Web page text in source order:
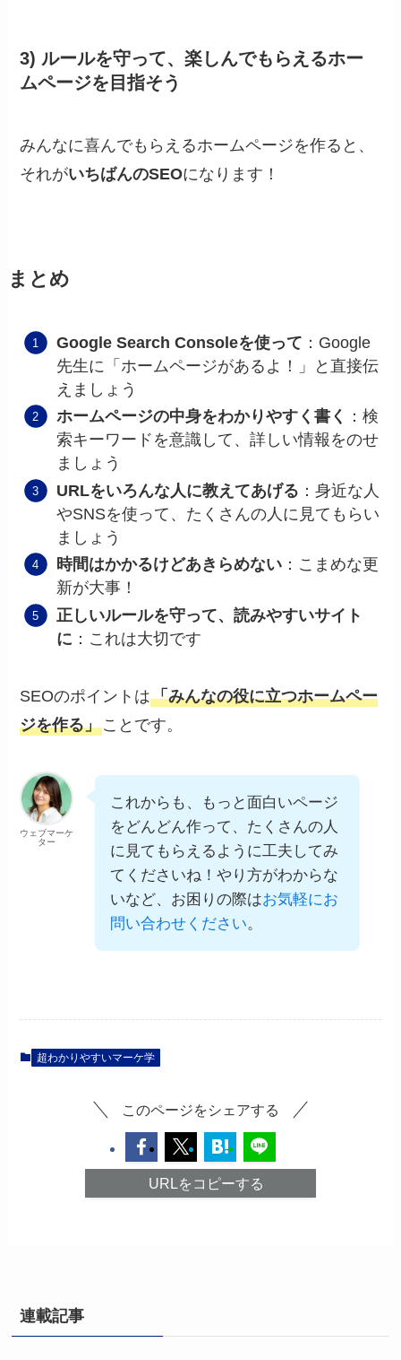
3) ルールを守って、楽しんでもらえるホー
ムページを目指そう
みんなに喜んでもらえるホームページを作ると、
それがいちばんのSEOになります！
まとめ
Google Search Consoleを使って ：Google
先生に「ホームページがあるよ！」と直接伝
えましょう
ホームページの中身をわかりやすく書く
：検
索キーワードを意識して、詳しい情報をのせ
ましょう
URLをいろんな人に教えてあげる ：身近な人
やSNSを使って、たくさんの人に見てもらい
ましょう
時間はかかるけどあきらめない：こまめな更
新が大事！
正しいルールを守って、読みやすいサイト
に ：これは大切です
SEOのポイントは「みんなの役に立つホームペー
ジを作る」ことです。
ウェブマーケ
ター
これからも、もっと面白いページ
をどんどん作って、たくさんの人
に見てもらえるように工夫してみ
てくださいね！やり方がわからな
いなど、お困りの際はお気軽にお
問い合わせください。
超わかりやすいマーケ学
このページをシェアする
URLをコピーする
連載記事